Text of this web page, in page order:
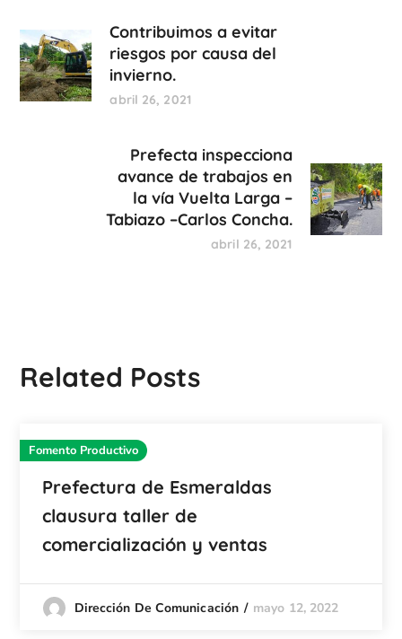
Contribuimos a evitar
riesgos por causa del
invierno.
abril 26, 2021
Prefecta inspecciona
avance de trabajos en
la vía Vuelta Larga –
Tabiazo –Carlos Concha.
abril 26, 2021
Related Posts
Fomento Productivo
Prefectura de Esmeraldas
clausura taller de
comercialización y ventas
Dirección De Comunicación mayo 12, 2022